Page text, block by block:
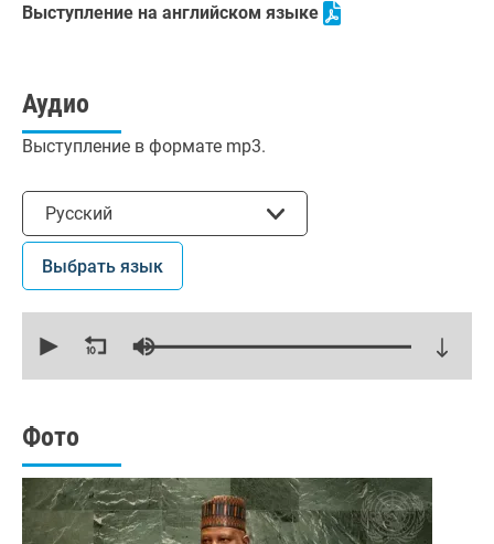
Выступление на английском языке
Аудио
Выступление в формате mp3.
Русский
Выбрать язык
seconds
seconds
Фото